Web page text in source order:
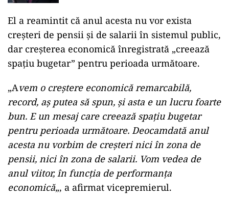
El a reamintit că anul acesta nu vor exista
creşteri de pensii şi de salarii în sistemul public,
dar creşterea economică înregistrată „creează
spaţiu bugetar” pentru perioada următoare.
„Avem o creştere economică remarcabilă,
record, aş putea să spun, şi asta e un lucru foarte
bun. E un mesaj care creează spaţiu bugetar
pentru perioada următoare. Deocamdată anul
acesta nu vorbim de creşteri nici în zona de
pensii, nici în zona de salarii. Vom vedea de
anul viitor, în funcţia de performanţa
economică„, a afirmat vicepremierul.